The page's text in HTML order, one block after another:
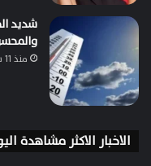
شديد
منذ 11 ساعة
الاخبار الاكثر مشاهدة